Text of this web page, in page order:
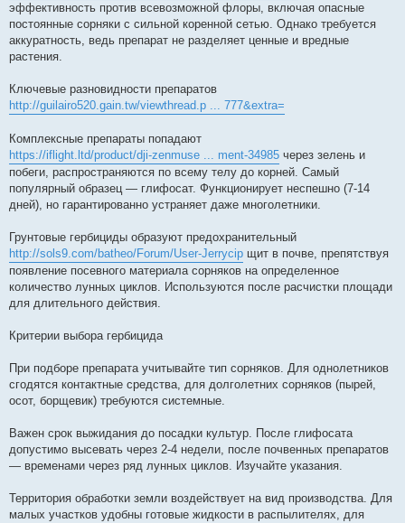
эффективность против всевозможной флоры, включая опасные
постоянные сорняки с сильной коренной сетью. Однако требуется
аккуратность, ведь препарат не разделяет ценные и вредные
растения.
Ключевые разновидности препаратов
http://guilairo520.gain.tw/viewthread.p ... 777&extra=
Комплексные препараты попадают
https://iflight.ltd/product/dji-zenmuse ... ment-34985 через зелень и
побеги, распространяются по всему телу до корней. Самый
популярный образец — глифосат. Функционирует неспешно (7-14
дней), но гарантированно устраняет даже многолетники.
Грунтовые гербициды образуют предохранительный
http://sols9.com/batheo/Forum/User-Jerrycip щит в почве, препятствуя
появление посевного материала сорняков на определенное
количество лунных циклов. Используются после расчистки площади
для длительного действия.
Критерии выбора гербицида
При подборе препарата учитывайте тип сорняков. Для однолетников
сгодятся контактные средства, для долголетних сорняков (пырей,
осот, борщевик) требуются системные.
Важен срок выжидания до посадки культур. После глифосата
допустимо высевать через 2-4 недели, после почвенных препаратов
— временами через ряд лунных циклов. Изучайте указания.
Территория обработки земли воздействует на вид производства. Для
малых участков удобны готовые жидкости в распылителях, для